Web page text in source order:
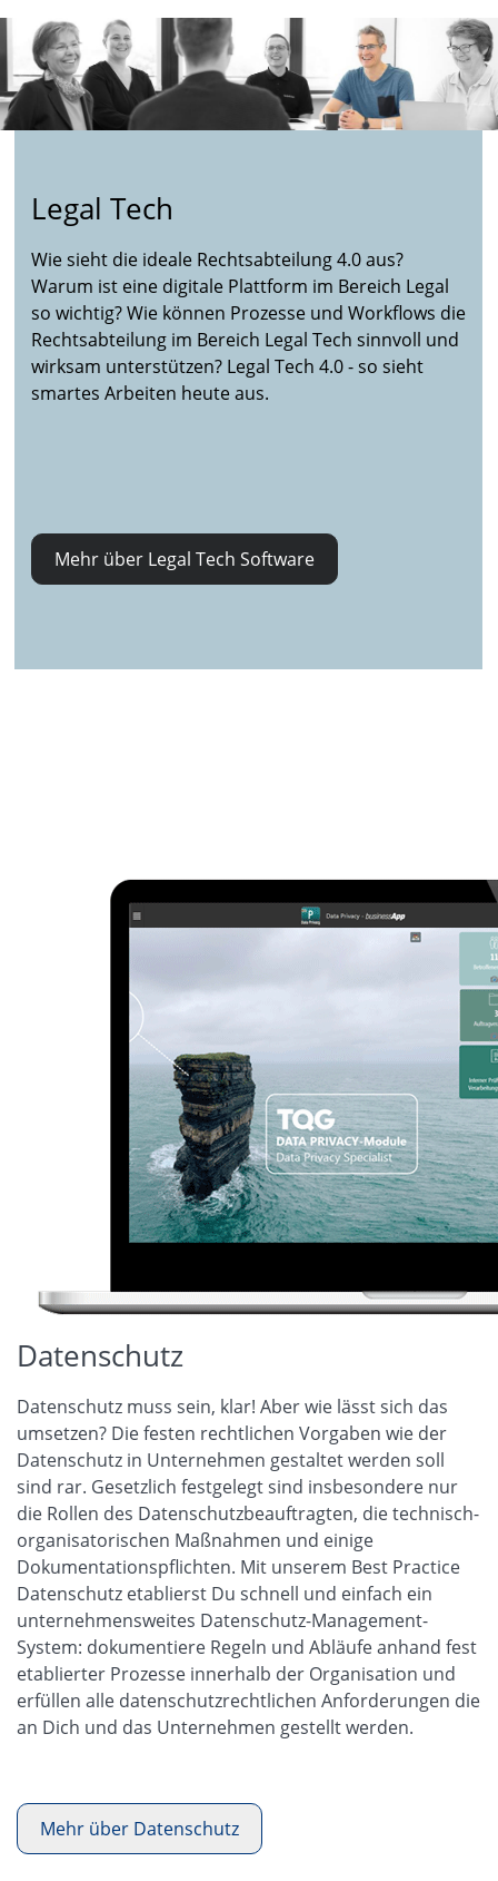
Legal Tech
Wie sieht die ideale Rechtsabteilung 4.0 aus?
Warum ist eine digitale Plattform im Bereich Legal
so wichtig? Wie können Prozesse und Workflows die
Rechtsabteilung im Bereich Legal Tech sinnvoll und
wirksam unterstützen? Legal Tech 4.0 - so sieht
smartes Arbeiten heute aus.
Mehr über Legal Tech Software
Datenschutz
Datenschutz muss sein, klar! Aber wie lässt sich das
umsetzen? Die festen rechtlichen Vorgaben wie der
Datenschutz in Unternehmen gestaltet werden soll
sind rar. Gesetzlich festgelegt sind insbesondere nur
die Rollen des Datenschutzbeauftragten, die technisch-
organisatorischen Maßnahmen und einige
Dokumentationspflichten. Mit unserem Best Practice
Datenschutz etablierst Du schnell und einfach ein
unternehmensweites Datenschutz-Management-
System: dokumentiere Regeln und Abläufe anhand fest
etablierter Prozesse innerhalb der Organisation und
erfüllen alle datenschutzrechtlichen Anforderungen die
an Dich und das Unternehmen gestellt werden.
Mehr über Datenschutz